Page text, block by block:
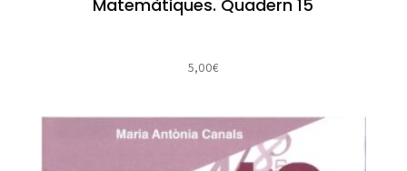
Matemàtiques. Quadern 15
5,00€